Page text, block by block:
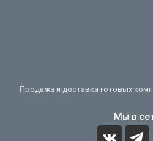
Продажа и доставка готовых
Мы в